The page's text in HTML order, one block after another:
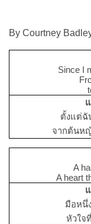
By Courtney
Since I
ตั้งแต่ฉั
จากต้นห
A
A heart
มือหนึ่
หัวใจ